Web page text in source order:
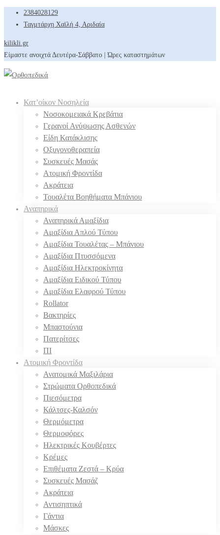
2384028129
Ταγμτάρχη Χαϊλή 4, Αριδαία
kilikli.gr
Είμαστε ανοιχτά Δευτέρα-Σάββατο | Ώρες καταστημάτων
Κατ’οίκον Νοσηλεία
Νοσοκομειακά Κρεβάτια
Γερανοί Ανύψωσης Ασθενών
Είδη Κατάκλισης
Οξυγονοθεραπεία
Συσκευές Μασάς
Ατομική Φροντίδα
Ακράτεια
Τουαλέτα Βοηθήματα Μπάνιου
Αναπηρικά
Αναπηρικά Αμαξίδια
Αμαξίδια Απλού Τύπου
Αμαξίδια Τουαλέτας – Μπάνιου
Αμαξίδια Πτυσσόμενα
Αμαξίδια Ηλεκτροκίνητα
Αμαξίδια Ειδικού Τύπου
Αμαξίδια Ελαφρού Τύπου
Rollator
Βακτηρίες
Μπαστούνια
Πατερίτσες
ΠΙ
Ατομική Φροντίδα
Ανατομικά Μαξιλάρια
Στρώματα Ορθοπεδικά
Πιεσόμετρα
Κάλτσες-Καλσόν
Θερμόμετρα
Θερμοφόρες
Ηλεκτρικές Κουβέρτες
Κρέμες
Επιθέματα Ζεστά – Κρύα
Συσκευές Μασάζ
Ακράτεια
Αντισηπτικά
Γάντια
Μάσκες